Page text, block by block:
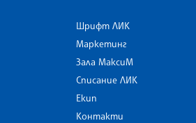
Шрифт ЛИК
Маркетинг
Зала МаксиМ
Списание ЛИК
Екип
Контакти